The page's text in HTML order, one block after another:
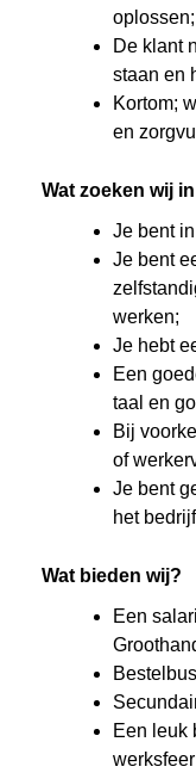
oplossen;
De klant
staan en
Kortom;
en
Wat zoeken wij
Je bent
Je bent
werken;
Je hebt
Een
taal en
Bij
of
Je bent
het
Wat bieden wij?
Een
Een leuk